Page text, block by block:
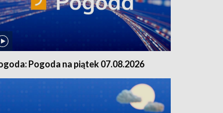
Pogoda na piątek 07.08.2026